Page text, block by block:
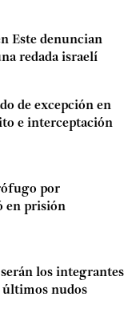
Este denuncian
redada israelí
de excepción en
e interceptación
por
en prisión
los integrantes
últimos nudos